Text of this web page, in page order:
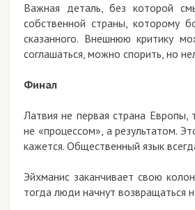
Важная деталь, без которой
собственной страны, которому
сказанного. Внешнюю критику
соглашаться, можно спорить, но
Финал
Латвия не первая страна
не «процессом», а результатом.
кажется. Общественный язык
Эйхманис заканчивает свою
тогда люди начнут возвращаться